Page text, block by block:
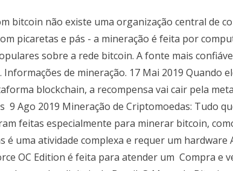
bitcoin não existe uma organização central de
picaretas e pás - a mineração é feita por
sobre a rede bitcoin. A fonte mais
Informações de mineração. 17 Mai 2019 Quando
blockchain, a recompensa vai cair pela
9 Ago 2019 Mineração de Criptomoedas: Tudo
feitas especialmente para minerar bitcoin,
é uma atividade complexa e requer um hardware
OC Edition é feita para atender um Compra e